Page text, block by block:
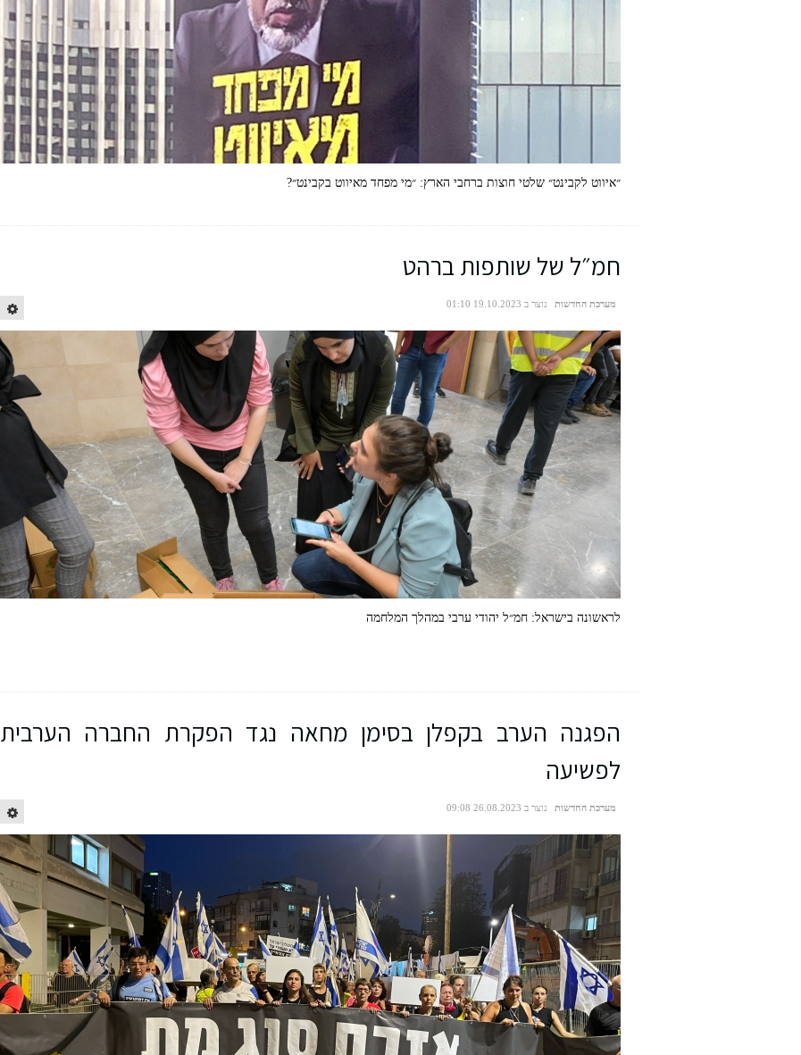
״איווט לקבינט״ שלטי חוצות ברחבי הארץ: ״מי מפחד מאיווט בקבינט״?
חמ״ל של שותפות ברהט
מערכת החדשות נוצר ב 19.10.2023 01:10
לראשונה בישראל: חמ״ל יהודי ערבי במהלך המלחמה
הפגנה הערב בקפלן בסימן מחאה נגד הפקרת החברה הערבית
לפשיעה
מערכת החדשות נוצר ב 26.08.2023 09:08